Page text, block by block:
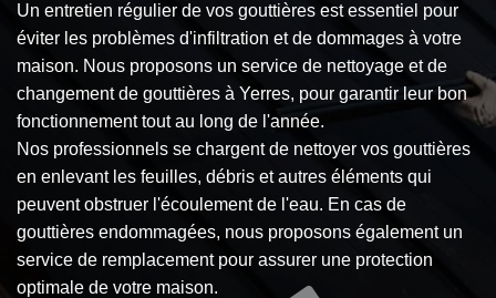
Un entretien régulier de vos gouttières est essentiel pour
éviter les problèmes d'infiltration et de dommages à votre
maison. Nous proposons un service de nettoyage et de
changement de gouttières à Yerres, pour garantir leur bon
fonctionnement tout au long de l'année.
Nos professionnels se chargent de nettoyer vos gouttières
en enlevant les feuilles, débris et autres éléments qui
peuvent obstruer l'écoulement de l'eau. En cas de
gouttières endommagées, nous proposons également un
service de remplacement pour assurer une protection
optimale de votre maison.